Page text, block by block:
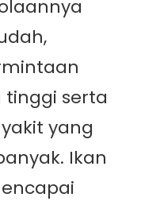
tinggi serta
yang
Ikan